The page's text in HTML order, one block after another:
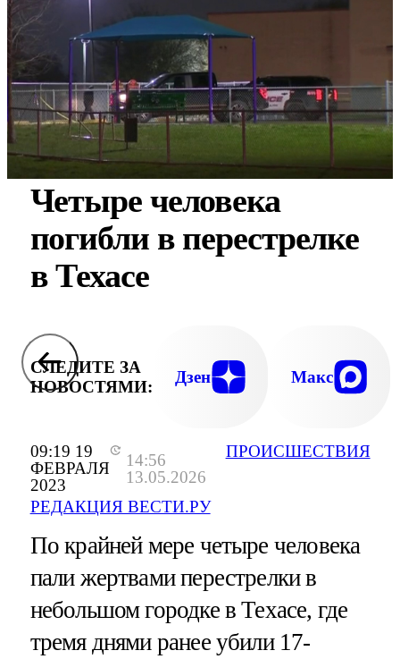
09:19 19
ФЕВРАЛЯ
2023
14:56
13.05.2026
РЕДАКЦИЯ ВЕСТИ.РУ
ПРОИСШЕСТВИЯ
Четыре человека
погибли в перестрелке
в Техасе
СЛЕДИТЕ ЗА
НОВОСТЯМИ:
Дзен Макс
По крайней мере четыре человека
пали жертвами перестрелки в
небольшом городке в Техасе, где
тремя днями ранее убили 17-